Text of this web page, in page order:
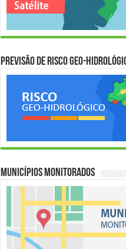
Previsão de Risco Geo-
Municípios Monitorados